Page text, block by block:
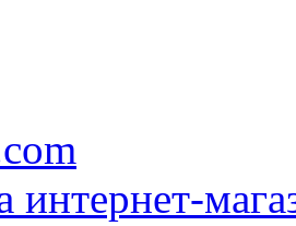
интернет-